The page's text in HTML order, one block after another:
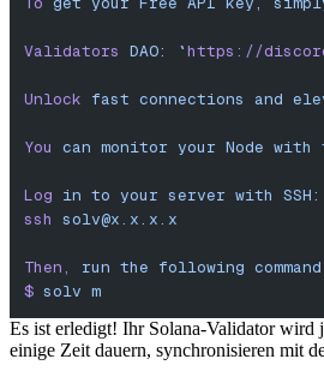
Validators DAO: `https://
Unlock fast connections and
You can monitor your Node with
Log in to your server with SSH:
ssh solv@x.x.x.x
Then, run the following command
$ solv m
Es ist erledigt! Ihr Solana-Validator wird
einige Zeit dauern, synchronisieren mit